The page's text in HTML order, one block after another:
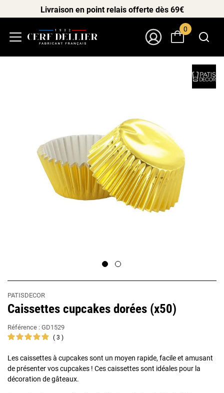
Livraison en point relais offerte dès 69€
0
PATISDECOR
Caissettes cupcakes dorées (x50)
Référence : GD1529
3
Les caissettes à cupcakes sont un moyen rapide, facile et amusant
de présenter vos cupcakes ! Ces caissettes sont idéales pour la
décoration de gâteaux.